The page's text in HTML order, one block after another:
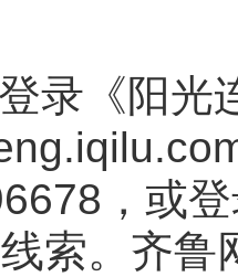
录《阳光
，或
索。齐鲁